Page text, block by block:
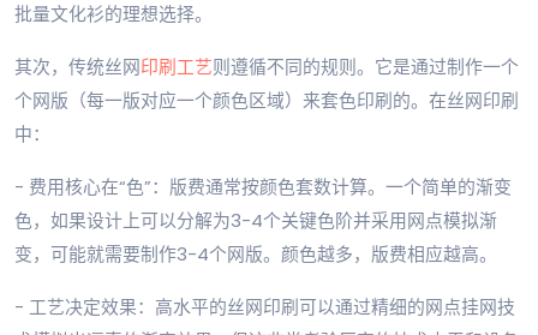
批量文化衫的理想选择。
其次，传统丝网印刷工艺则遵循不同的规则。它是通过制作一个
个网版（每一版对应一个颜色区域）来套色印刷的。在丝网印刷
中：
- 费用核心在“色”：版费通常按颜色套数计算。一个简单的渐变
色，如果设计上可以分解为3-4个关键色阶并采用网点模拟渐
变，可能就需要制作3-4个网版。颜色越多，版费相应越高。
- 工艺决定效果：高水平的丝网印刷可以通过精细的网点挂网技